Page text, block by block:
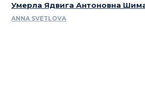
Умерла Ядвига Антоновна
ANNA SVETLOVA